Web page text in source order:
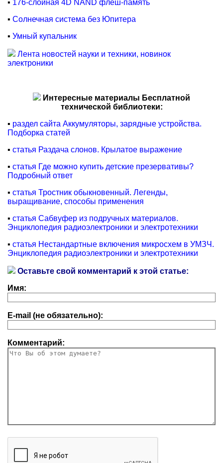
▪ 176-слойная 4D NAND флеш-память
▪ Солнечная система без Юпитера
▪ Умный купальник
Лента новостей науки и техники, новинок
электроники
Интересные материалы Бесплатной
технической библиотеки:
▪ раздел сайта Аккумуляторы, зарядные устройства.
Подборка статей
▪ статья Раздача слонов. Крылатое выражение
▪ статья Где можно купить детские презервативы?
Подробный ответ
▪ статья Тростник обыкновенный. Легенды,
выращивание, способы применения
▪ статья Сабвуфер из подручных материалов.
Энциклопедия радиоэлектроники и электротехники
▪ статья Нестандартные включения микросхем в УМЗЧ.
Энциклопедия радиоэлектроники и электротехники
Оставьте свой комментарий к этой статье:
Имя:
E-mail (не обязательно):
Комментарий: